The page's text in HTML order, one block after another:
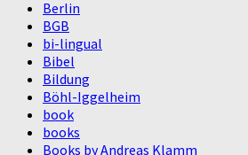
Berlin
BGB
bi-lingual
Bibel
Bildung
Böhl-Iggelheim
book
books
Books by Andreas Klamm